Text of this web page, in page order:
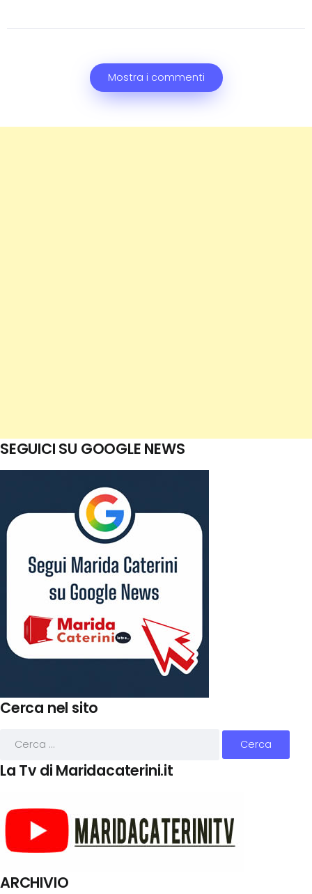
Mostra i commenti
SEGUICI SU GOOGLE NEWS
Cerca nel sito
La Tv di Maridacaterini.it
ARCHIVIO